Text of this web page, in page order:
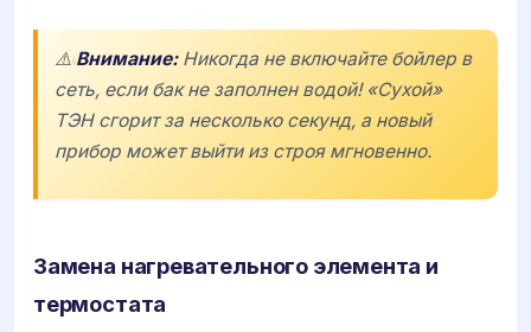
⚠️Внимание:Никогда не включайте бойлер в
сеть, если бак не заполнен водой! «Сухой»
ТЭН сгорит за несколько секунд, а новый
прибор может выйти из строя мгновенно.
Замена нагревательного элемента и
термостата